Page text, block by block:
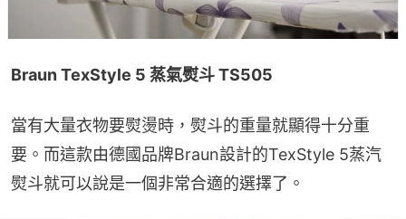
Braun TexStyle 5 蒸氣熨斗 TS505
當有大量衣物要熨燙時，熨斗的重量就顯得十分重
要。而這款由德國品牌Braun設計的TexStyle 5蒸汽
熨斗就可以說是一個非常合適的選擇了。